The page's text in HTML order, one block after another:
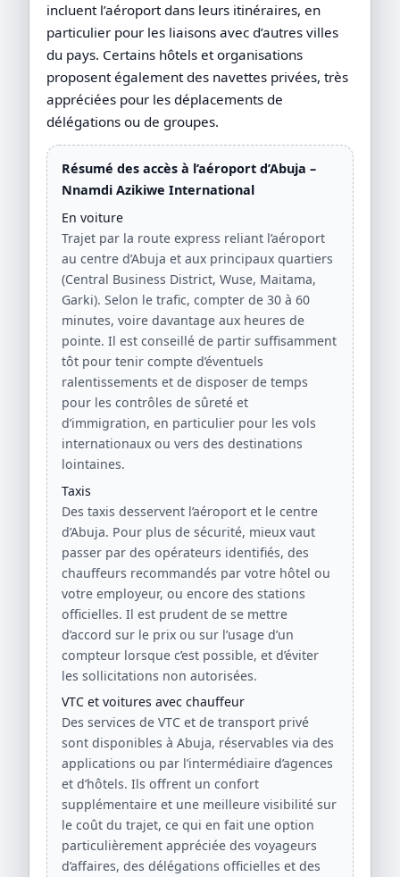
incluent l’aéroport dans leurs itinéraires, en
particulier pour les liaisons avec d’autres villes
du pays. Certains hôtels et organisations
proposent également des navettes privées, très
appréciées pour les déplacements de
délégations ou de groupes.
Résumé des accès à l’aéroport d’Abuja –
Nnamdi Azikiwe International
En voiture
Trajet par la route express reliant l’aéroport
au centre d’Abuja et aux principaux quartiers
(Central Business District, Wuse, Maitama,
Garki). Selon le trafic, compter de 30 à 60
minutes, voire davantage aux heures de
pointe. Il est conseillé de partir suffisamment
tôt pour tenir compte d’éventuels
ralentissements et de disposer de temps
pour les contrôles de sûreté et
d’immigration, en particulier pour les vols
internationaux ou vers des destinations
lointaines.
Taxis
Des taxis desservent l’aéroport et le centre
d’Abuja. Pour plus de sécurité, mieux vaut
passer par des opérateurs identifiés, des
chauffeurs recommandés par votre hôtel ou
votre employeur, ou encore des stations
officielles. Il est prudent de se mettre
d’accord sur le prix ou sur l’usage d’un
compteur lorsque c’est possible, et d’éviter
les sollicitations non autorisées.
VTC et voitures avec chauffeur
Des services de VTC et de transport privé
sont disponibles à Abuja, réservables via des
applications ou par l’intermédiaire d’agences
et d’hôtels. Ils offrent un confort
supplémentaire et une meilleure visibilité sur
le coût du trajet, ce qui en fait une option
particulièrement appréciée des voyageurs
d’affaires, des délégations officielles et des